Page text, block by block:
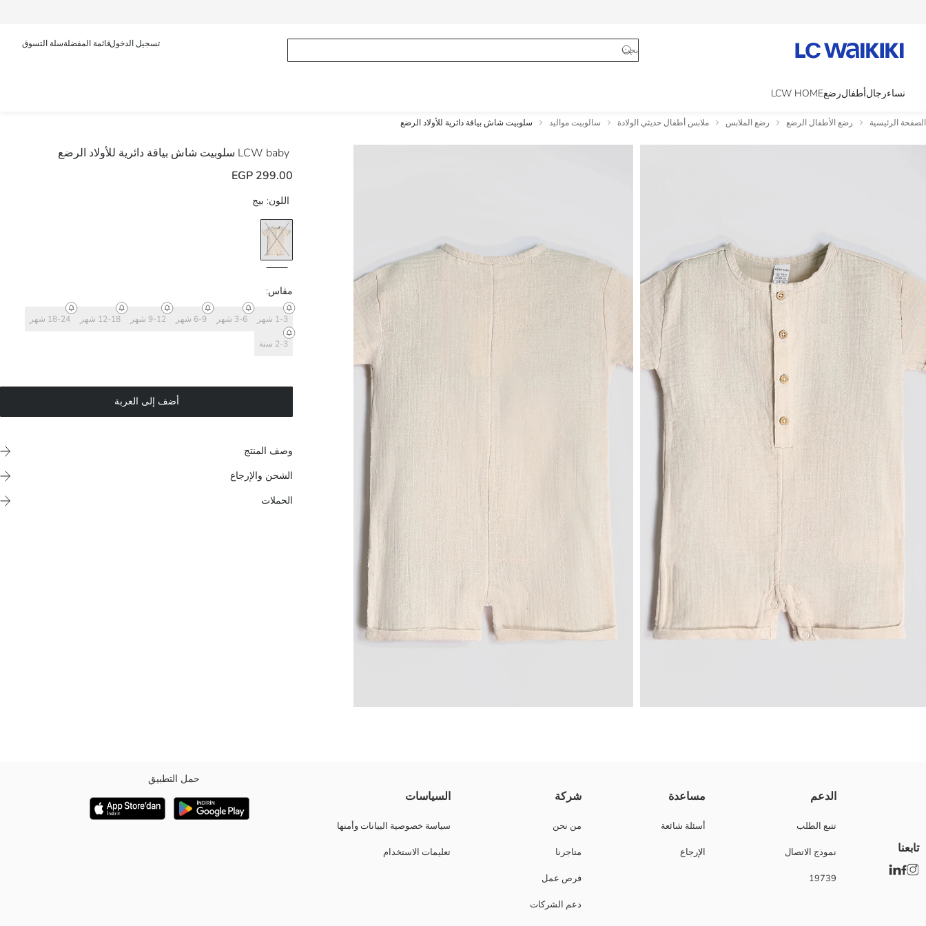
تسجيل الدخولقائمة المفضلةسلة التسوق
نساءرجالأطفالرضعLCW HOME
الصفحة الرئيسية رضع الأطفال الرضع رضع الملابس ملابس أطفال حديثي الولادة سالوبيت مواليد سلوبيت شاش بياقة دائرية للأولاد الرضع
LCW baby سلوبيت شاش بياقة دائرية للأولاد الرضع
299.00 EGP
اللون: بيج
مقاس:
1-3 شهر 3-6 شهر 6-9 شهر 9-12 شهر 12-18 شهر 18-24 شهر
2-3 سنة
أضف إلى العربة
وصف المنتج
الشحن والإرجاع
الحملات
ماركة:
نوع:
الدعم
تتبع الطلب
نموذج الاتصال
19739
مساعدة
أسئلة شائعة
الإرجاع
شركة
من نحن
متاجرنا
فرص عمل
دعم الشركات
السياسات
سياسة خصوصية البيانات وأمنها
تعليمات الاستخدام
حمل التطبيق
تابعنا